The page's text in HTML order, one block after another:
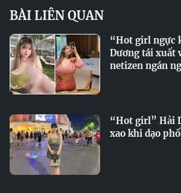
BÀI LIÊN QUAN
“Hot girl ngực
Dương tái xuất
netizen ngán
“Hot girl” Hải
xao khi dạo